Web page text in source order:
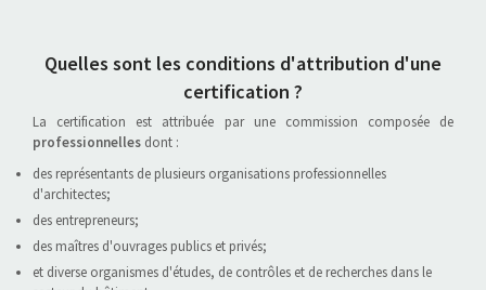
Quelles sont les conditions d'attribution d'une
certification ?
La certification est attribuée par une commission composée de
professionnelles dont :
des représentants de plusieurs organisations professionnelles
d'architectes;
des entrepreneurs;
des maîtres d'ouvrages publics et privés;
et diverse organismes d'études, de contrôles et de recherches dans le